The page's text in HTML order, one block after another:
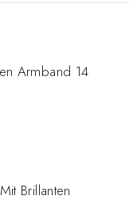
Armband 14
Brillanten